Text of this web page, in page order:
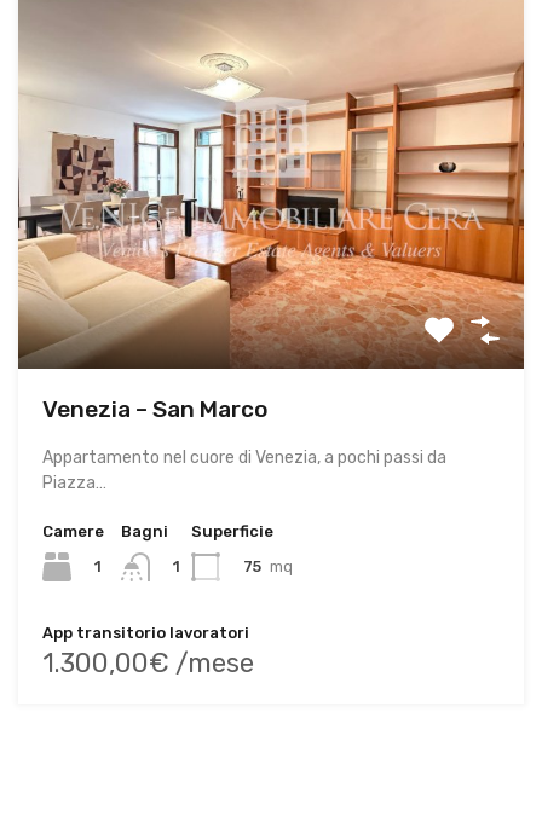
Venezia – San Marco
Appartamento nel cuore di Venezia, a pochi passi da
Piazza…
Camere
1
Bagni
1
Superficie
75 mq
App transitorio lavoratori
1.300,00€ /mese